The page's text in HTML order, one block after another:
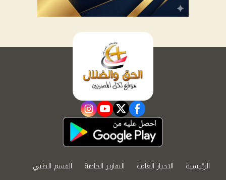
facebook
twitter
youtube
instagram
الرئيسية الاخبار العامة التقارير الخاصة
القسم الطبي